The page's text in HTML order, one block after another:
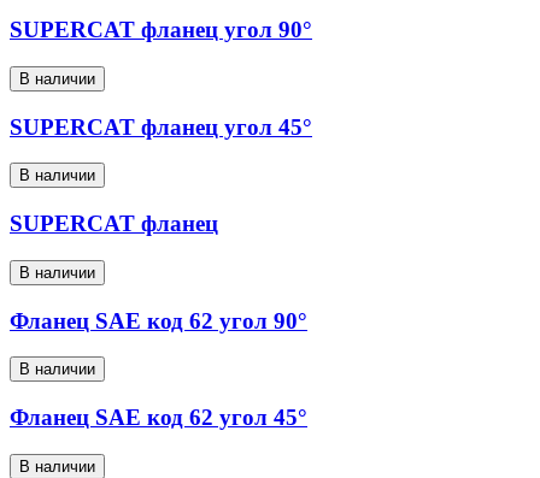
SUPERCAT фланец угол 90°
В наличии
SUPERCAT фланец угол 45°
В наличии
SUPERCAT фланец
В наличии
Фланец SAE код 62 угол 90°
В наличии
Фланец SAE код 62 угол 45°
В наличии